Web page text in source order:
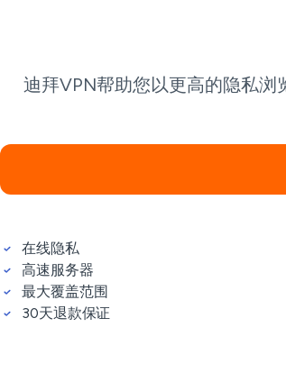
迪拜VPN帮助您以更高的隐私
在线隐私
高速服务器
最大覆盖范围
30天退款保证